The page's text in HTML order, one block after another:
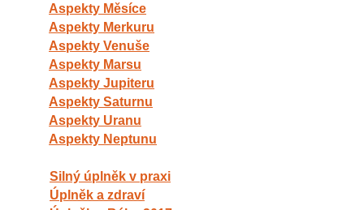
Aspekty Měsíce
Aspekty Merkuru
Aspekty Venuše
Aspekty Marsu
Aspekty Jupiteru
Aspekty Saturnu
Aspekty Uranu
Aspekty Neptunu
Silný úplněk v praxi
Úplněk a zdraví